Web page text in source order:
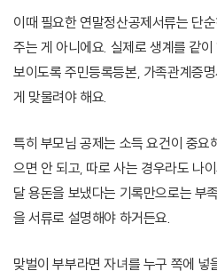
이때 필요한 연말정산공제서류는 단
주는 게 아니에요. 실제로 생계를 같
보이도록 주민등록등본, 가족관계증
게 맞물려야 해요.
특히 부모님 공제는 소득 요건이 중요
으면 안 되고, 따로 사는 경우라도 나
달 용돈을 보냈다는 기록만으로는 부
을 서류로 설명해야 하거든요.
맞벌이 부부라면 자녀를 누구 쪽에 넣